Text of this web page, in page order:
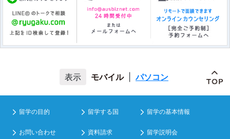
モバイル パソコン
留学の目的 留学する国 留学の基本情報
お問い合わせ 資料請求 留学説明会